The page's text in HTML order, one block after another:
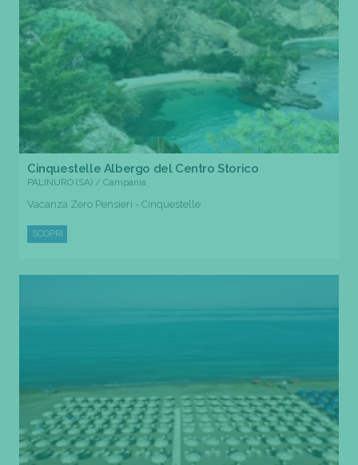
Cinquestelle Albergo del Centro Storico
PALINURO (SA) / Campania
Vacanza Zero Pensieri - Cinquestelle
SCOPRI